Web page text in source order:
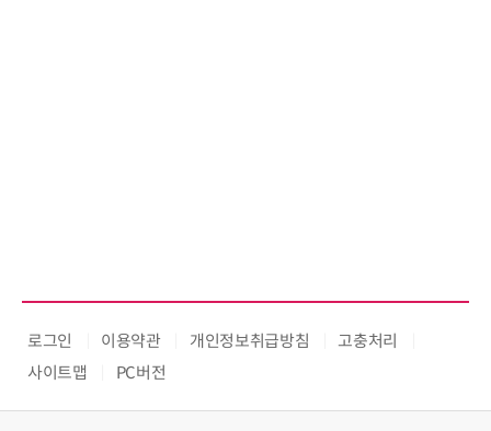
로그인 이용약관 개인정보취급방침
고충처리
사이트맵
PC버전